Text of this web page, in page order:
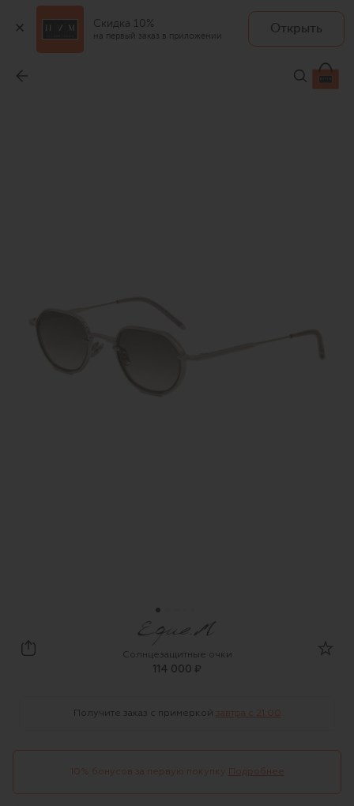
Скидка 10%
на первый заказ в приложении
Открыть
114 000 ₽
Eque.M
Солнцезащитные очки
114 000 ₽
Получите заказ с примеркой завтра c 21:00
10% бонусов за первую покупку Подробнее